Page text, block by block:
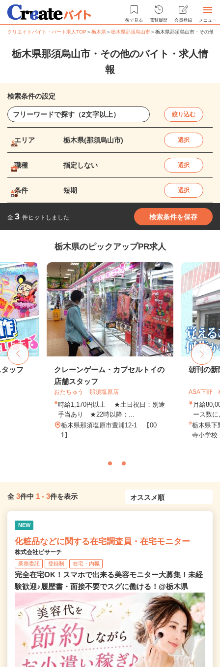
後で見る 閲覧履歴 会員登録 メニュー
クリエイトバイト・パート求人TOP ＞栃木県＞栃木県那須烏山市＞栃木県那須烏山市・その他
栃木県那須烏山市・その他のバイト・求人情
報
検索条件の設定
絞り込む
エリア 栃木県(那須烏山市) 選択
職種 指定しない 選択
条件 短期 選択
全 3 件ヒットしました 検索条件を保存
栃木県のピックアップPR求人
ッフ
クレーンゲーム・カプセルトイの
店舗スタッフ
おたちゅう 那須塩原店
時給1,170円以上 ★土日祝日：別途
手当あり ★22時以降：...
栃木県那須塩原市豊浦12-1 【00
1】
朝刊の新
ASA下野
月給
ース数
栃木県下
寺小学
全 3件中 1 - 3件を表示
NEW
化粧品などに関する在宅調査員・在宅モニター
株式会社ビサーチ
業務委託 登録制 在宅・内職
完全在宅OK！スマホで出来る美容モニター大募集！未経
験歓迎♪履歴書・面接不要でスグに働ける！@栃木県